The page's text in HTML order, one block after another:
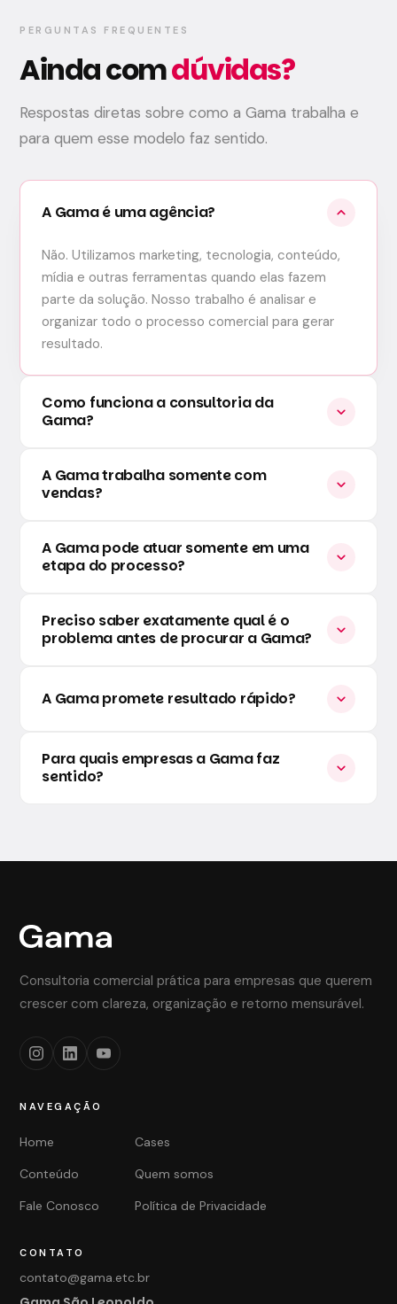
PERGUNTAS FREQUENTES
Ainda comdúvidas?
Respostas diretas sobre como a Gama trabalha e
para quem esse modelo faz sentido.
A Gama é uma agência? expand_more
Não. Utilizamos marketing, tecnologia, conteúdo,
mídia e outras ferramentas quando elas fazem
parte da solução. Nosso trabalho é analisar e
organizar todo o processo comercial para gerar
resultado.
Como funciona a consultoria da
Gama?
expand_more
A Gama trabalha somente com
vendas?
expand_more
A Gama pode atuar somente em uma
etapa do processo?
expand_more
Preciso saber exatamente qual é o
problema antes de procurar a Gama?
expand_more
A Gama promete resultado rápido? expand_more
Para quais empresas a Gama faz
sentido?
expand_more
Consultoria comercial prática para empresas que querem
crescer com clareza, organização e retorno mensurável.
NAVEGAÇÃO
Home
Cases
Conteúdo
Quem somos
Fale Conosco
Política de Privacidade
CONTATO
contato@gama.etc.br